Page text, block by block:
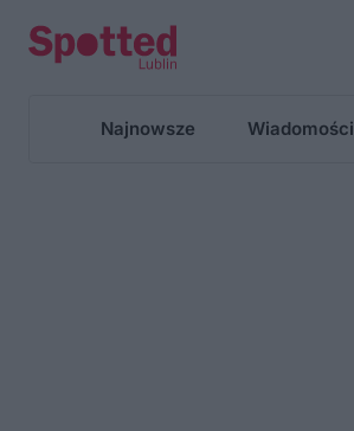
Najnowsze Wiadomości